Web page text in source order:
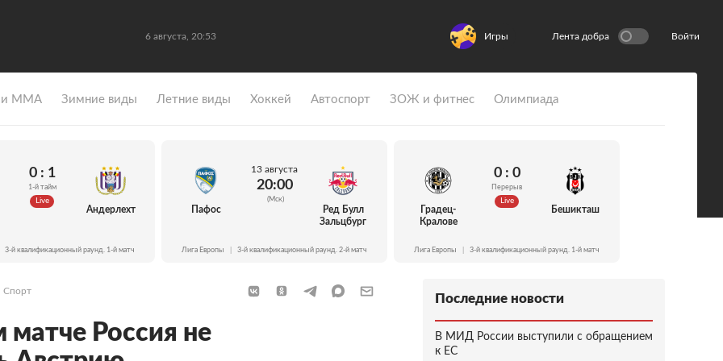
6 августа, 20:53 Игры Лента добра Войти
и ММА Зимние виды Летние виды Хоккей Автоспорт ЗОЖ и фитнес Олимпиада
0 : 1
1-й тайм
Live
Андерлехт
3-й квалификационный раунд. 1-й матч
Пафос
13 августа
20:00
(Мск)
Ред Булл
Зальцбург
Лига Европы 3-й квалификационный раунд. 2-й матч
Градец-
Кралове
0 : 0
Перерыв
Live
Бешикташ
Лига Европы 3-й квалификационный раунд. 1-й матч
Спорт
Россия не
Последние новости
В МИД России выступили с обращением
к ЕС